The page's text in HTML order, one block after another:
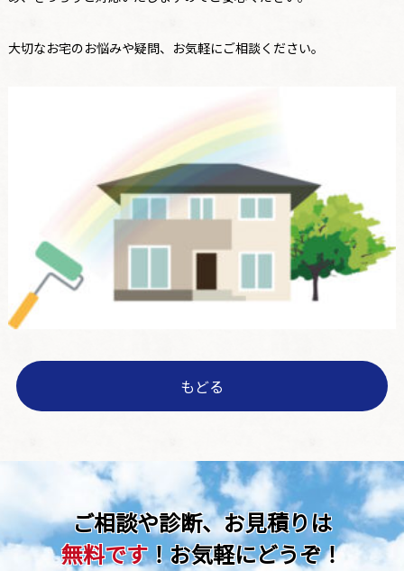
大切なお宅のお悩みや疑問、お気軽にご相談ください。
もどる
ご相談や診断、お見積りは
無料です！お気軽にどうぞ！